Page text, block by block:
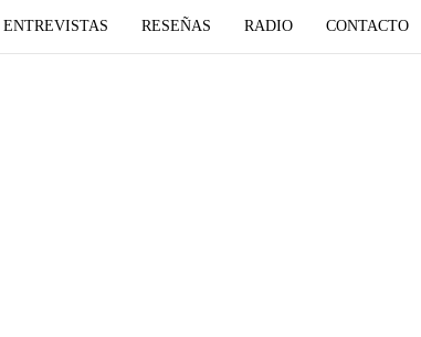
ENTREVISTAS RESEÑAS RADIO CONTACTO